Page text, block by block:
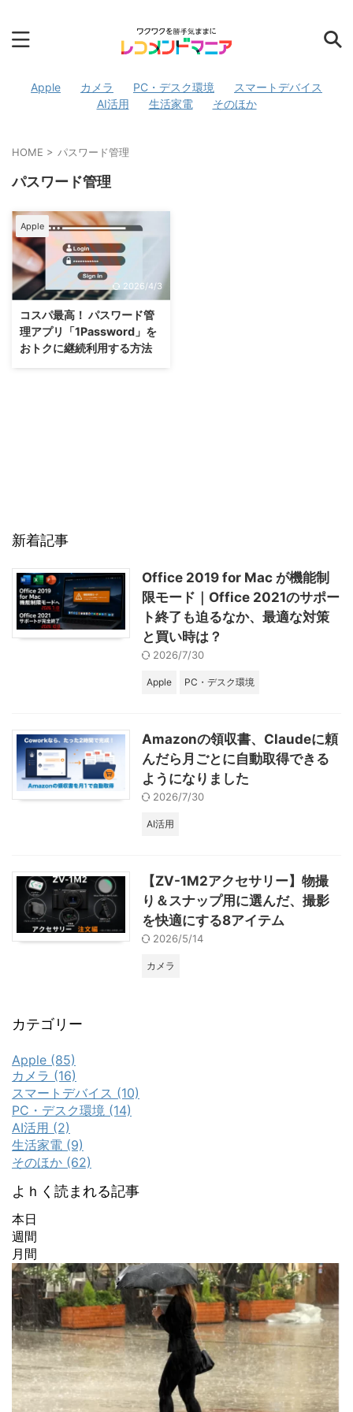
Apple カメラ PC・デスク環境
スマートデバイス
AI活用
生活家電 そのほか
HOME > パスワード管理
パスワード管理
Apple
2026/4/3
コスパ最高！ パスワード管
理アプリ「1Password」を
おトクに継続利用する方法
新着記事
Office 2019 for Mac が機能制
限モード｜Office 2021のサポー
ト終了も迫るなか、最適な対策
と買い時は？
2026/7/30
Apple PC・デスク環境
Amazonの領収書、Claudeに頼
んだら月ごとに自動取得できる
ようになりました
2026/7/30
AI活用
【ZV-1M2アクセサリー】物撮
り＆スナップ用に選んだ、撮影
を快適にする8アイテム
2026/5/14
カメラ
カテゴリー
Apple (85)
カメラ (16)
スマートデバイス (10)
PC・デスク環境 (14)
AI活用 (2)
生活家電 (9)
そのほか (62)
よｈく読まれる記事
本日
週間
月間